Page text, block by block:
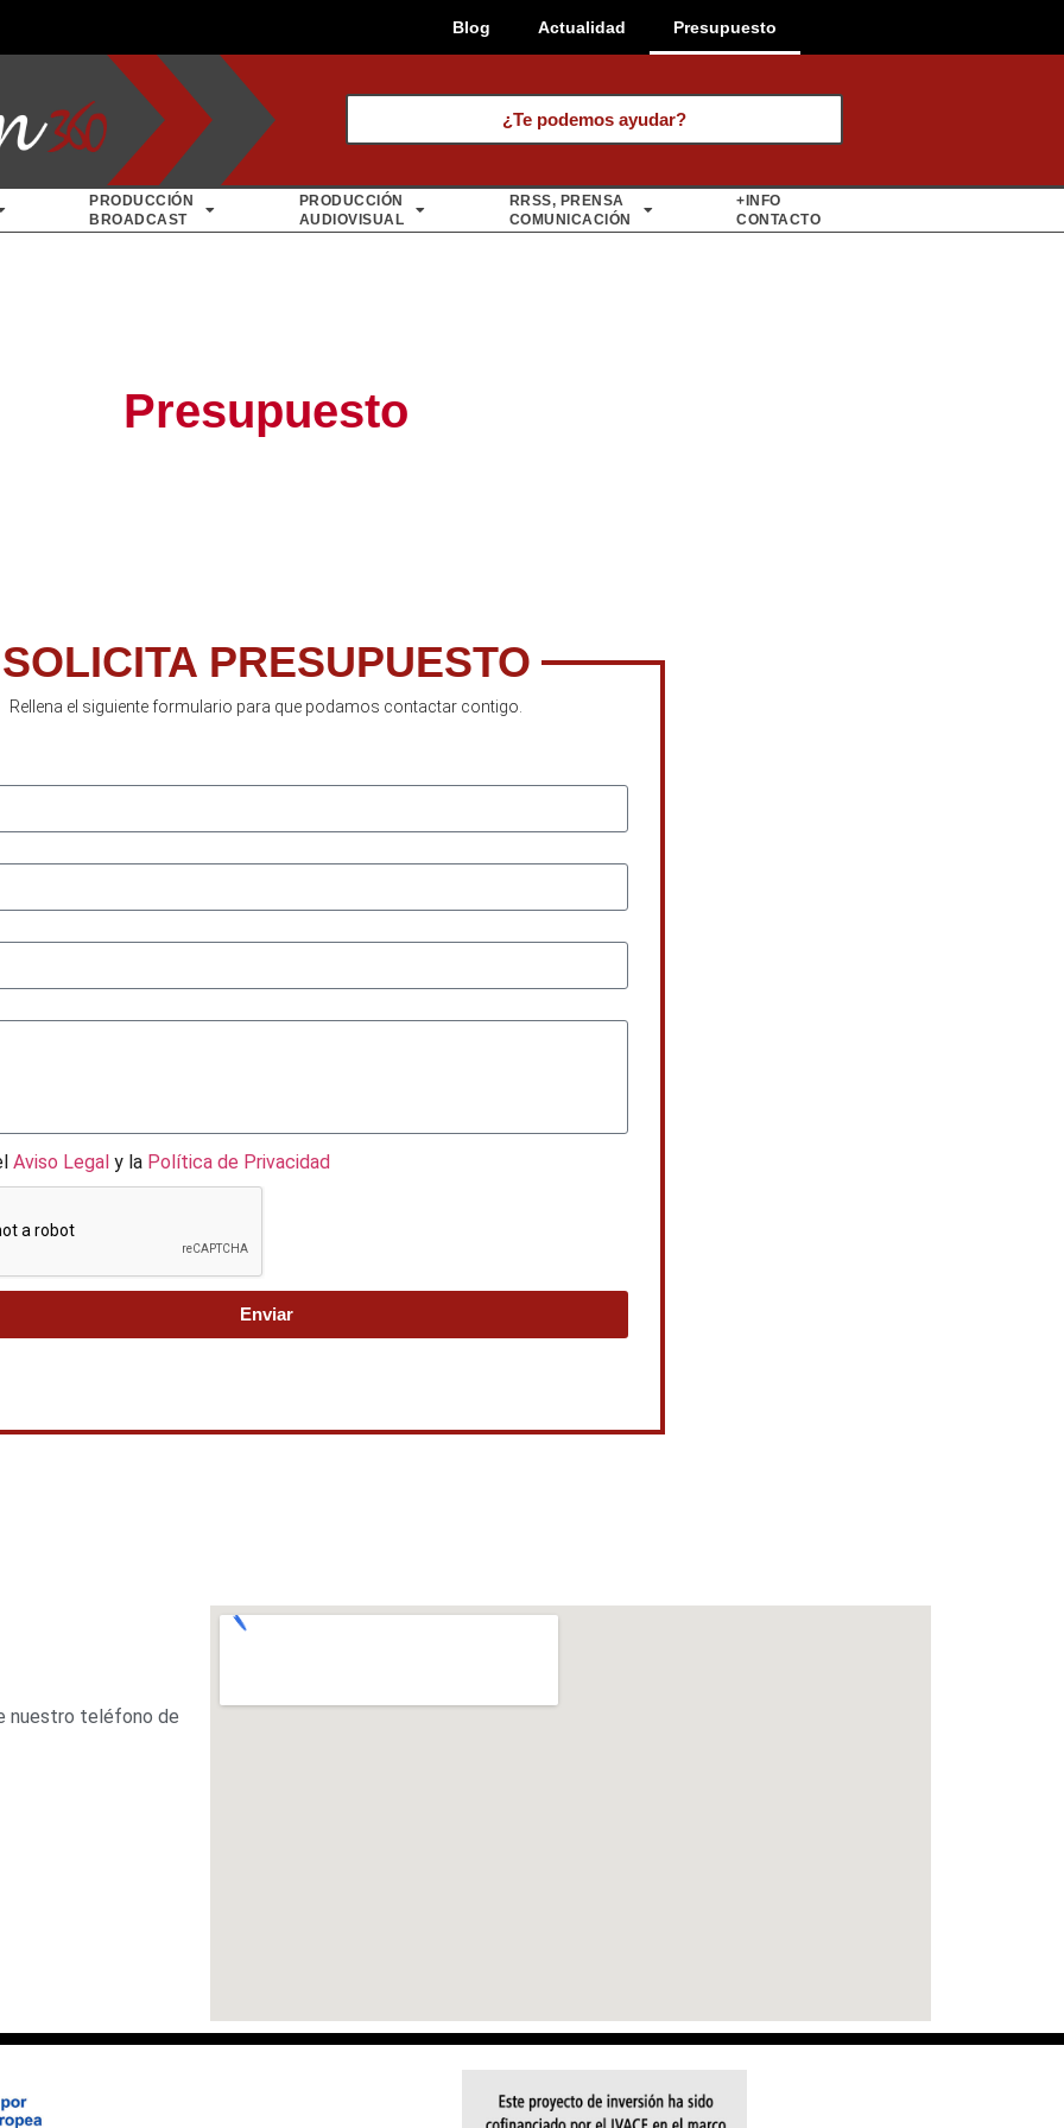
Blog Actualidad Presupuesto
¿Te podemos ayudar?
PRODUCCIÓN
BROADCAST
PRODUCCIÓN
AUDIOVISUAL
RRSS, PRENSA
COMUNICACIÓN
+INFO
CONTACTO
Presupuesto
SOLICITA PRESUPUESTO
Rellena el siguiente formulario para que podamos contactar contigo.
Aviso Legaly la Política de Privacidad
Enviar
nuestro teléfono de